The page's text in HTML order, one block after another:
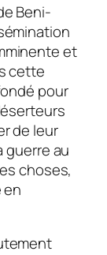
Beni-
et
cette
pour
de leur
guerre au
choses,
en